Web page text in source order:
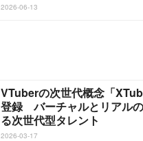
2026-06-13
VTuberの次世代概念「
登録 バーチャルとリアル
る次世代型タレント
2026-03-17